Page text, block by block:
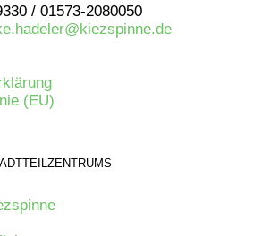
/ 01573-2080050
(EU)